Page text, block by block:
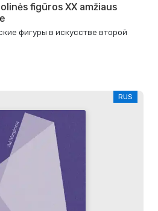
figūros XX amžiaus
фигуры в искусстве второй
RUS